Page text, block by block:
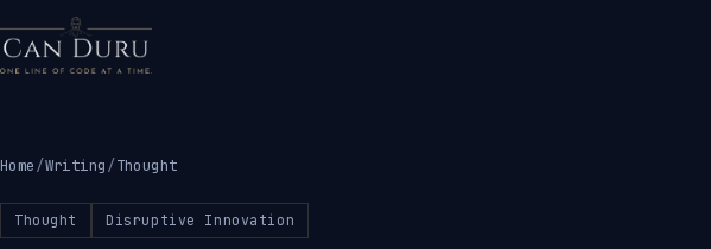
Home/Writing/Thought
Thought Disruptive Innovation